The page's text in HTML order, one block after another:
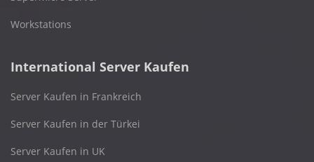
Workstations
International Server Kaufen
Server Kaufen in Frankreich
Server Kaufen in der Türkei
Server Kaufen in UK